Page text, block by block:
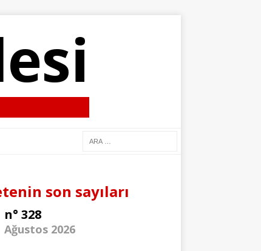
son sayıları
n° 328
Ağustos 2026